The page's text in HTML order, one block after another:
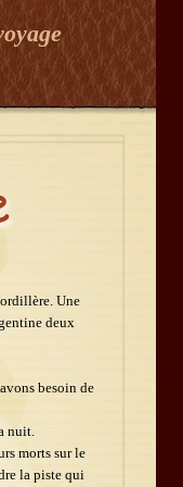
Une
deux
besoin de
nuit.
morts sur le
la piste qui